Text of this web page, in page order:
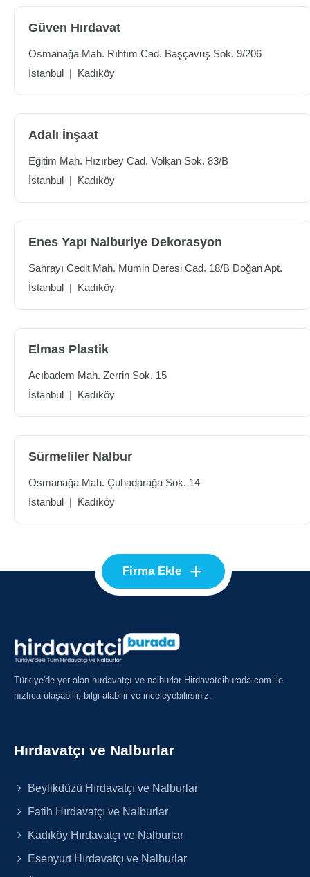
Güven Hırdavat
Osmanağa Mah. Rıhtım Cad. Başçavuş Sok. 9/206
İstanbul | Kadıköy
Adalı İnşaat
Eğitim Mah. Hızırbey Cad. Volkan Sok. 83/B
İstanbul | Kadıköy
Enes Yapı Nalburiye Dekorasyon
Sahrayı Cedit Mah. Mümin Deresi Cad. 18/B Doğan Apt.
İstanbul | Kadıköy
Elmas Plastik
Acıbadem Mah. Zerrin Sok. 15
İstanbul | Kadıköy
Sürmeliler Nalbur
Osmanağa Mah. Çuhadarağa Sok. 14
İstanbul | Kadıköy
Firma Ekle +
Türkiye'de yer alan hırdavatçı ve nalburlar Hirdavatciburada.com ile
hızlıca ulaşabilir, bilgi alabilir ve inceleyebilirsiniz.
Hırdavatçı ve Nalburlar
Beylikdüzü Hırdavatçı ve Nalburlar
Fatih Hırdavatçı ve Nalburlar
Kadıköy Hırdavatçı ve Nalburlar
Esenyurt Hırdavatçı ve Nalburlar